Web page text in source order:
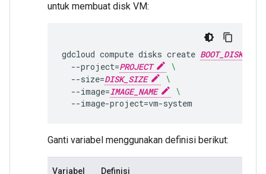
untuk membuat disk VM:
gdcloud compute disks create BOOT_DISK_NAME
--project=PROJECT
\
--size=DISK_SIZE
\
--image=IMAGE_NAME
\
--image-project=
Ganti variabel menggunakan definisi berikut:
Variabel Definisi